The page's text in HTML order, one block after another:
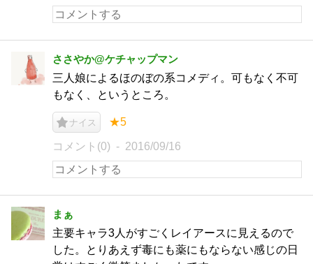
ささやか@ケチャップマン
三人娘によるほのぼの系コメディ。可もなく不可
もなく、というところ。
ナイス ★5
コメント(0) 2016/09/16
まぁ
主要キャラ3人がすごくレイアースに見えるので
した。とりあえず毒にも薬にもならない感じの日